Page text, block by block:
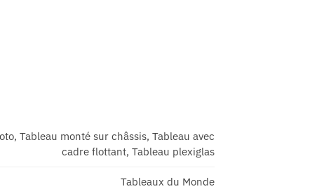
Tableau monté sur châssis, Tableau avec
cadre flottant, Tableau plexiglas
Tableaux du Monde